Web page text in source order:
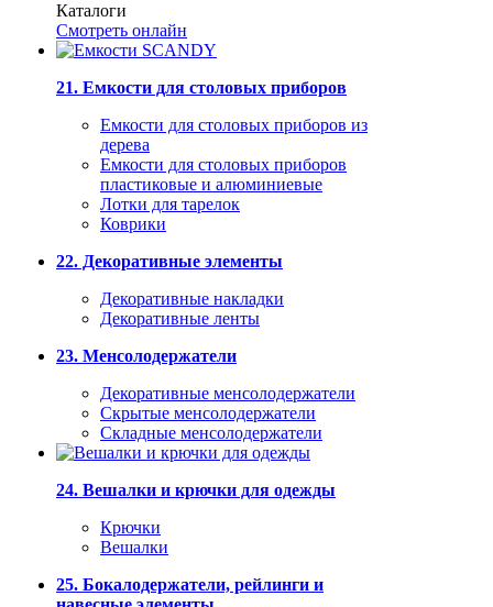
Каталоги
Смотреть онлайн
21. Емкости для столовых приборов
Емкости для столовых приборов из
дерева
Емкости для столовых приборов
пластиковые и алюминиевые
Лотки для тарелок
Коврики
22. Декоративные элементы
Декоративные накладки
Декоративные ленты
23. Менсолодержатели
Декоративные менсолодержатели
Скрытые менсолодержатели
Складные менсолодержатели
24. Вешалки и крючки для одежды
Крючки
Вешалки
25. Бокалодержатели, рейлинги и